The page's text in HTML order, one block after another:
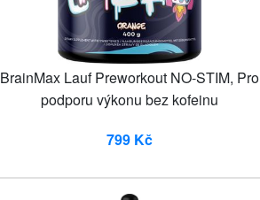
BrainMax Lauf Preworkout NO-STIM, Pro
podporu výkonu bez kofeinu
799 Kč